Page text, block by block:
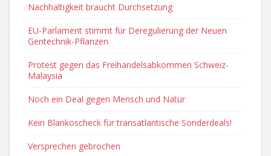
Nachhaltigkeit braucht Durchsetzung
EU-Parlament stimmt für Deregulierung der Neuen
Gentechnik-Pflanzen
Protest gegen das Freihandelsabkommen Schweiz-
Malaysia
Noch ein Deal gegen Mensch und Natur
Kein Blankoscheck für transatlantische Sonderdeals!
Versprechen gebrochen